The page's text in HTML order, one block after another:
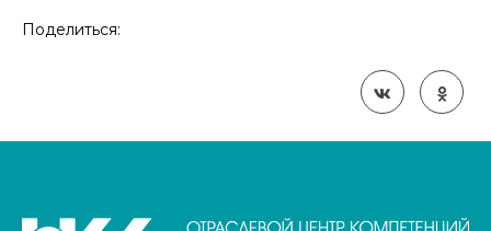
Поделиться: